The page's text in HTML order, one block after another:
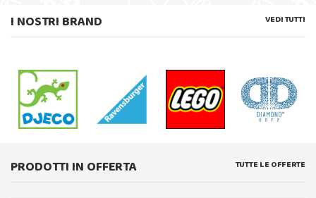
I NOSTRI BRAND VEDI TUTTI
PRODOTTI IN OFFERTA TUTTE LE OFFERTE